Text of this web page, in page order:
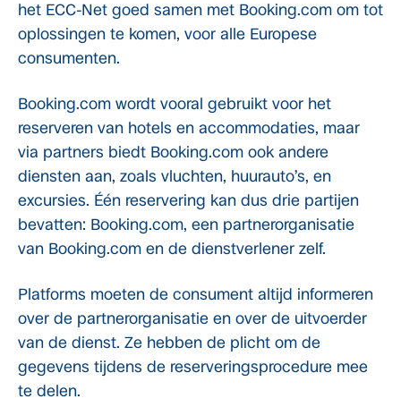
het ECC-Net goed samen met Booking.com om tot
oplossingen te komen, voor alle Europese
consumenten.
Booking.com wordt vooral gebruikt voor het
reserveren van hotels en accommodaties, maar
via partners biedt Booking.com ook andere
diensten aan, zoals vluchten, huurauto’s, en
excursies. Één reservering kan dus drie partijen
bevatten: Booking.com, een partnerorganisatie
van Booking.com en de dienstverlener zelf.
Platforms moeten de consument altijd informeren
over de partnerorganisatie en over de uitvoerder
van de dienst. Ze hebben de plicht om de
gegevens tijdens de reserveringsprocedure mee
te delen.